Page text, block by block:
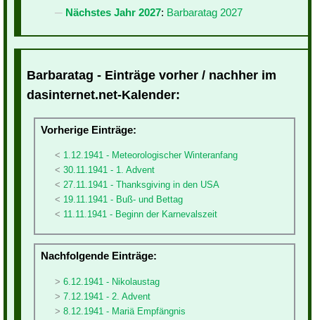
Nächstes Jahr 2027: Barbaratag 2027
Barbaratag - Einträge vorher / nachher im
dasinternet.net-Kalender:
Vorherige Einträge:
1.12.1941 - Meteorologischer Winteranfang
30.11.1941 - 1. Advent
27.11.1941 - Thanksgiving in den USA
19.11.1941 - Buß- und Bettag
11.11.1941 - Beginn der Karnevalszeit
Nachfolgende Einträge:
6.12.1941 - Nikolaustag
7.12.1941 - 2. Advent
8.12.1941 - Mariä Empfängnis